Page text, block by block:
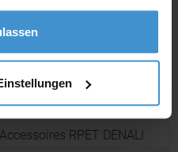
Werbeartikel
03
RPET DENALI